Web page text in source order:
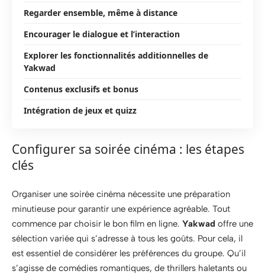
Regarder ensemble, même à distance
Encourager le dialogue et l’interaction
Explorer les fonctionnalités additionnelles de
Yakwad
Contenus exclusifs et bonus
Intégration de jeux et quizz
Configurer sa soirée cinéma : les étapes
clés
Organiser une soirée cinéma nécessite une préparation
minutieuse pour garantir une expérience agréable. Tout
commence par choisir le bon film en ligne. Yakwad offre une
sélection variée qui s’adresse à tous les goûts. Pour cela, il
est essentiel de considérer les préférences du groupe. Qu’il
s’agisse de comédies romantiques, de thrillers haletants ou